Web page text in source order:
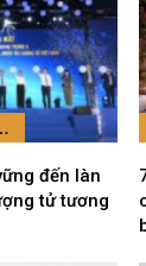
nghiệp
đến làn
tử tương